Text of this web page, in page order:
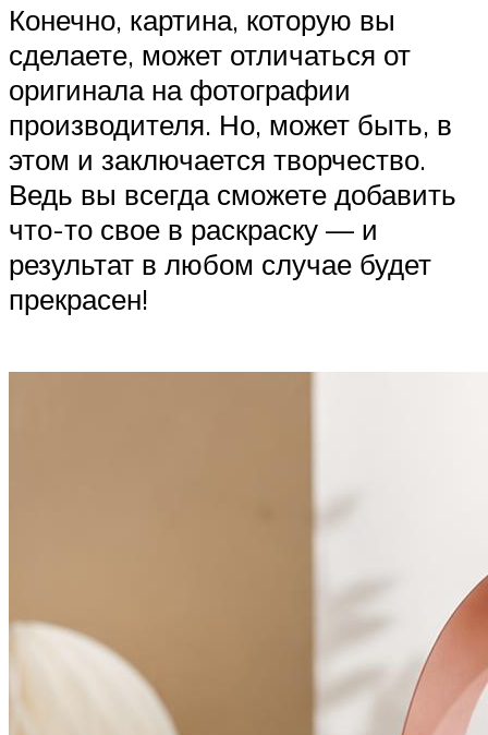
Конечно, картина, которую вы
сделаете, может отличаться от
оригинала на фотографии
производителя. Но, может быть, в
этом и заключается творчество.
Ведь вы всегда сможете добавить
что-то свое в раскраску — и
результат в любом случае будет
прекрасен!